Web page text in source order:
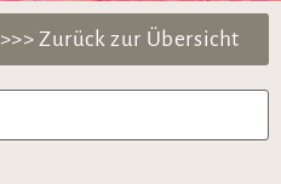
>>> Zurück zur Übersicht